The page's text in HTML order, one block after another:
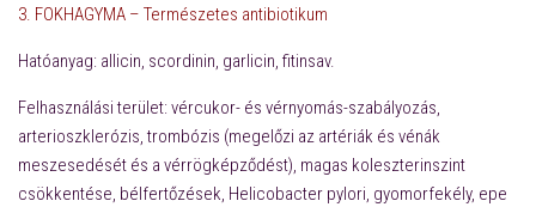
3. FOKHAGYMA – Természetes antibiotikum
Hatóanyag: allicin, scordinin, garlicin, fitinsav.
Felhasználási terület: vércukor- és vérnyomás-szabályozás,
arterioszklerózis, trombózis (megelőzi az artériák és vénák
meszesedését és a vérrögképződést), magas koleszterinszint
csökkentése, bélfertőzések, Helicobacter pylori, gyomorfekély, epe